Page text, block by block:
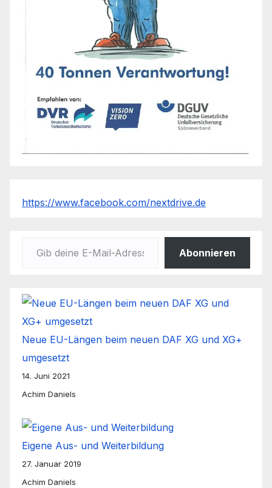
https://www.facebook.com/nextdrive.de
Abonnieren
Neue EU-Längen beim neuen DAF XG und XG+
umgesetzt
14. Juni 2021
Achim Daniels
Eigene Aus- und Weiterbildung
27. Januar 2019
Achim Daniels